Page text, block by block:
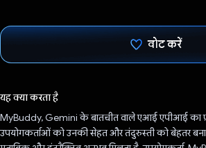
वोट करें
यह क्या करता है
MyBuddy, Gemini के बातचीत वाले एआई एपीआई का
उपयोगकर्ताओं को उनकी सेहत और तंदुरुस्ती को बेहतर